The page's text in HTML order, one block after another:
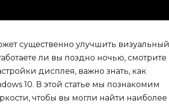
существенно улучшить визуальный
ли вы поздно ночью, смотрите
дисплея, важно знать, как
10. В этой статье мы познакомим
чтобы вы могли найти наиболее